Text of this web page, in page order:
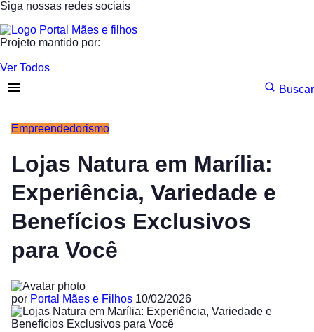
Siga nossas redes sociais
Projeto mantido por:
Ver Todos
Buscar
Empreendedorismo
Lojas Natura em Marília:
Experiência, Variedade e
Benefícios Exclusivos
para Você
por Portal Mães e Filhos 10/02/2026